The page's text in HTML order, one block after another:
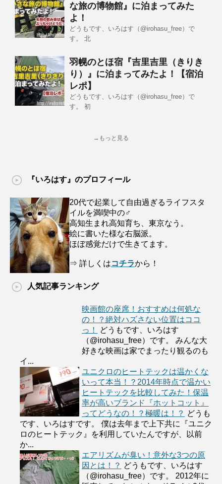
な旅の博物館』に泊まってみた
よ！
どうもです、いろはす（@irohasu_free）で
す。 北
羽幌のとほ宿『吉里吉里（きりき
り）』に泊まってみたよ！【宿泊
レポ】
どうもです、いろはす（@irohasu_free）で
す。 初
→もっと見る
『いろはす』のプロフィール
20代で起業して自由過ぎるライフスタ
イルを満喫中の♂
高知生まれ高知育ち、東京なう。
絵に書いた様な右脳派。
ほぼ感覚だけで生きてます。
⇒ 詳しくはコチラから！
人気記事ランキング
映画館の座席！おすすめは何処な
の！？絶対ハズさない位置はココ
っ！
どうもです、いろはす
（@irohasu_free）です。 みんな大
好きな映画は家でまったり観るのも
イ...
ユニクロのヒートテックは温かくな
いって本当！？2014年時点で温かい
ヒートテックを比較してみた！保温
率が高いブランド『ホットコット』
ってどうなの！？極暖は！？ どうも
です、いろはすです。 僕は去年まで上下共に『ユニク
ロのヒートテック』を利用していたんですが、以前
か...
エアリズムが臭い！意外な3つの原
因とは！？ どうもです、いろはす
（@irohasu_free）です。 2012年に